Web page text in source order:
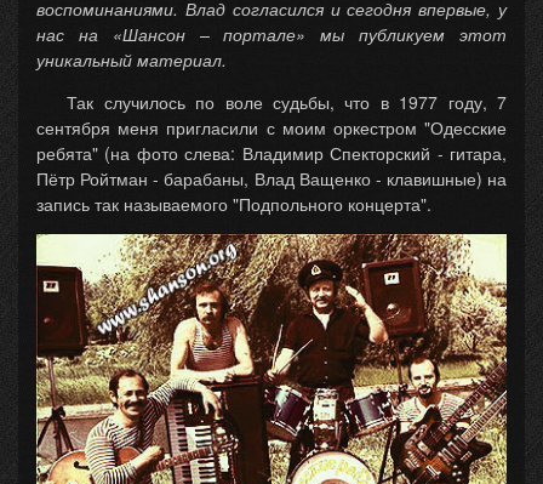
воспоминаниями. Влад согласился и сегодня впервые, у
нас на «Шансон – портале» мы публикуем этот
уникальный материал.
Так случилось по воле судьбы, что в 1977 году, 7
сентября меня пригласили с моим оркестром "Одесские
ребята" (на фото слева: Владимир Спекторский - гитара,
Пётр Ройтман - барабаны, Влад Ващенко - клавишные) на
запись так называемого "Подпольного концерта".